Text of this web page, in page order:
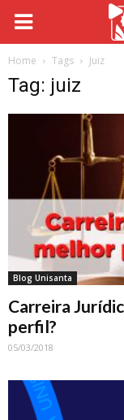
Home Tags Juiz
Tag: juiz
Blog Unisanta
Carreira
perfil?
05/03/2018